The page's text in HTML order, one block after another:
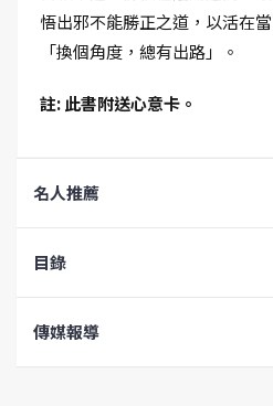
悟出邪不能勝正之道，以活在
「換個角度，總有出路」。
註: 此書附送心意卡。
名人推薦
目錄
傳媒報導